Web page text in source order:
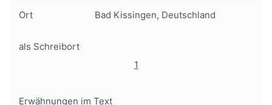
Ort Bad Kissingen, Deutschland
als Schreibort
1
Erwähnungen im Text